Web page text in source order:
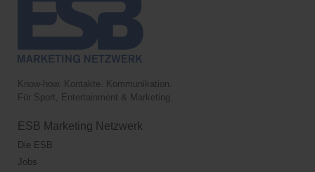
Know-how. Kontakte. Kommunikation.
Für Sport, Entertainment & Marketing.
ESB Marketing Netzwerk
Die ESB
Jobs